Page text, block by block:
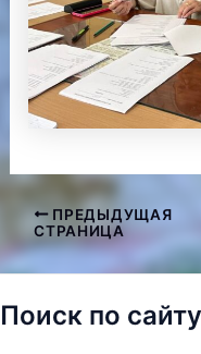
Навигация
по
записям
ПРЕДЫДУЩАЯ
СТРАНИЦА
Поиск по сайту